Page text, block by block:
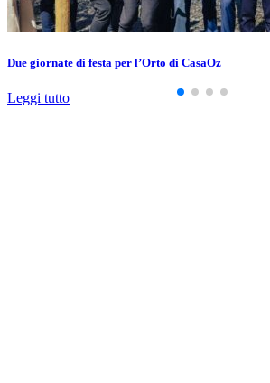
Due giornate di festa per l’Orto di CasaOz
Leggi tutto